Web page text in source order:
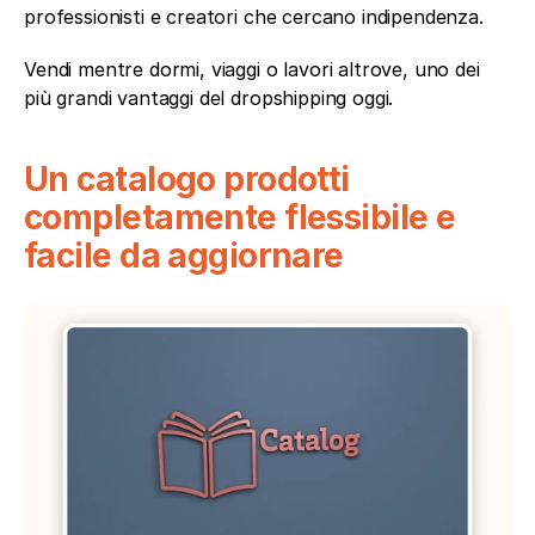
professionisti e creatori che cercano indipendenza.
Vendi mentre dormi, viaggi o lavori altrove, uno dei
più grandi vantaggi del dropshipping oggi.
Un catalogo prodotti
completamente flessibile e
facile da aggiornare